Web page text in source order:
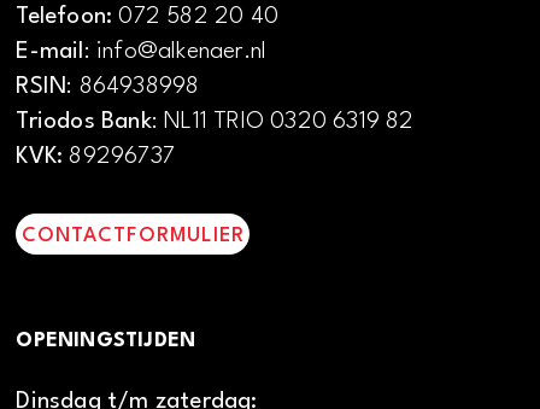
Telefoon:072 582 20 40
E-mail: info@alkenaer.nl
RSIN: 864938998
Triodos Bank: NL11 TRIO 0320 6319 82
KVK: 89296737
CONTACTFORMULIER
OPENINGSTIJDEN
Dinsdag t/m zaterdag: